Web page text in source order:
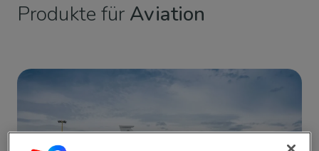
Produkte für Aviation